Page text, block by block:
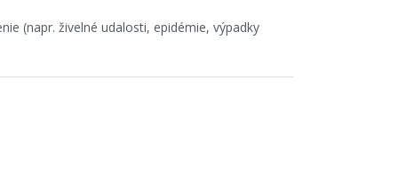
(napr. živelné udalosti, epidémie, výpadky